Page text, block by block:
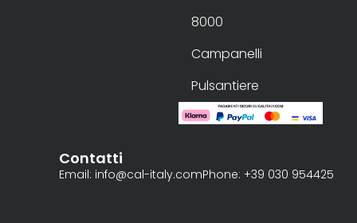
8000
Campanelli
Pulsantiere
Contatti
Email: info@cal-italy.comPhone: +39 030 954425